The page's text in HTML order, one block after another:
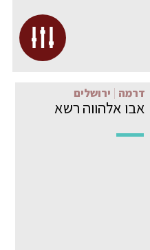
דרמה ירושלים
אבו אלהווה רשא